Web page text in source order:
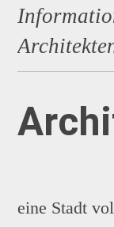
eine Stadt